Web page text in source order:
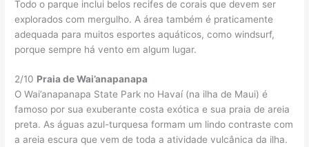
Todo o parque inclui belos recifes de corais que devem ser
explorados com mergulho. A área também é praticamente
adequada para muitos esportes aquáticos, como windsurf,
porque sempre há vento em algum lugar.
2/10 Praia de Wai’anapanapa
O Wai’anapanapa State Park no Havaí (na ilha de Maui) é
famoso por sua exuberante costa exótica e sua praia de areia
preta. As águas azul-turquesa formam um lindo contraste com
a areia escura que vem de toda a atividade vulcânica da ilha.